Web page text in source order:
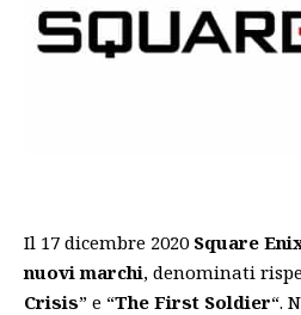
Il 17 dicembre 2020 Square
nuovi marchi, denominati
Crisis” e “The First Soldier“.